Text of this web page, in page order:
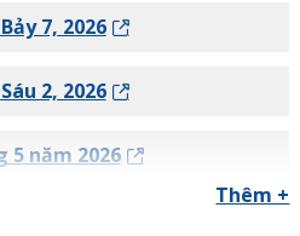
7, 2026
2, 2026
5 năm 2026
Thêm +